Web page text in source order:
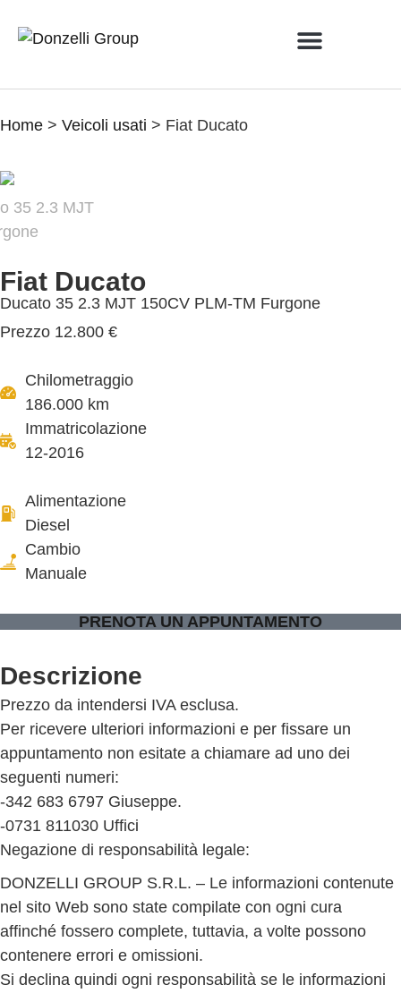
Home > Veicoli usati > Fiat Ducato
Fiat Ducato
Ducato 35 2.3 MJT 150CV PLM-TM Furgone
Prezzo 12.800 €
Chilometraggio
186.000 km
Immatricolazione
12-2016
Alimentazione
Diesel
Cambio
Manuale
PRENOTA UN APPUNTAMENTO
Descrizione
Prezzo da intendersi IVA esclusa.
Per ricevere ulteriori informazioni e per fissare un
appuntamento non esitate a chiamare ad uno dei
seguenti numeri:
-342 683 6797 Giuseppe.
-0731 811030 Uffici
Negazione di responsabilità legale:
DONZELLI GROUP S.R.L. – Le informazioni contenute
nel sito Web sono state compilate con ogni cura
affinché fossero complete, tuttavia, a volte possono
contenere errori e omissioni.
Si declina quindi ogni responsabilità se le informazioni